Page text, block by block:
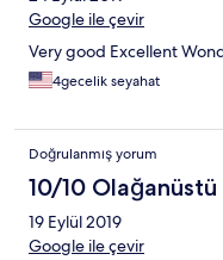
Google ile çevir
Very good Excellent
4gecelik seyahat
Doğrulanmış yorum
10/10 Olağanüstü
19 Eylül 2019
Google ile çevir